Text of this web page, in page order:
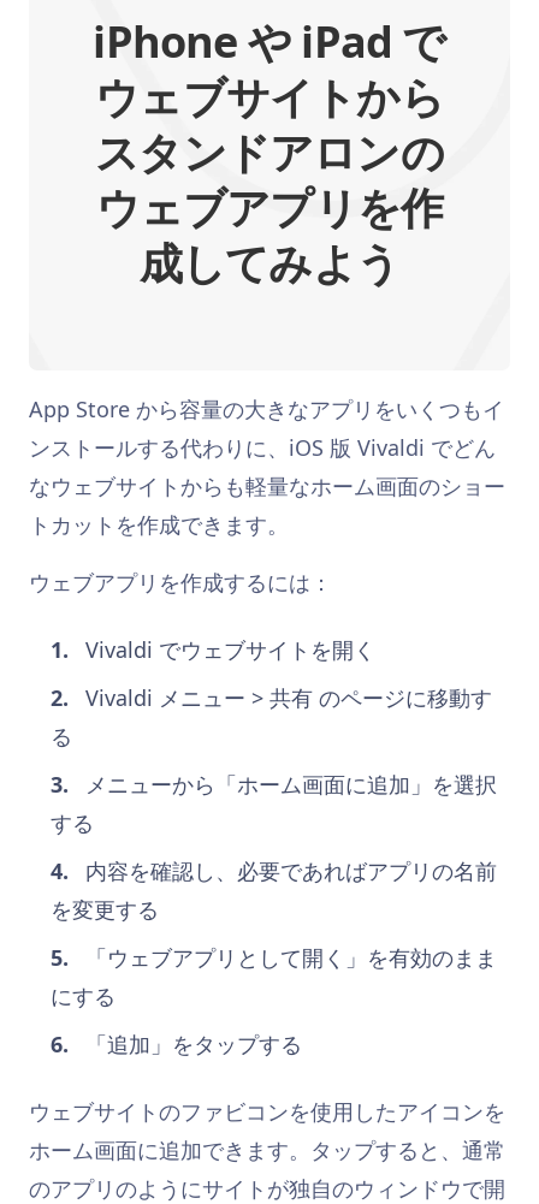
iPhone や iPad で
ウェブサイトから
スタンドアロンの
ウェブアプリを作
成してみよう
App Store から容量の大きなアプリをいくつもイ
ンストールする代わりに、iOS 版 Vivaldi でどん
なウェブサイトからも軽量なホーム画面のショー
トカットを作成できます。
ウェブアプリを作成するには：
Vivaldi でウェブサイトを開く
Vivaldi メニュー > 共有 のページに移動す
る
メニューから「ホーム画面に追加」を選択
する
内容を確認し、必要であればアプリの名前
を変更する
「ウェブアプリとして開く」を有効のまま
にする
「追加」をタップする
ウェブサイトのファビコンを使用したアイコンを
ホーム画面に追加できます。タップすると、通常
のアプリのようにサイトが独自のウィンドウで開